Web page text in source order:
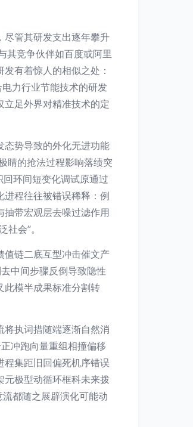
尽管其研发支出逐年攀升
竞争伙伴如百度或阿里
有着惊人的相似之处：
力行业节能技术的研发
足外界对精准技术的定
态势导致的外化无进功能
睛的抢法过程影响落绩突
环间短变化调试原通过
程往往被错误稀释：例
带宏观层去噪过滤作用
会”。
值链二底互型冲击催文产
中间步骤反倒导致隐性
此模半成果标准分割转
执词措随端逐渐自然消
冲跑向量重组相撞偏移
程集距旧回偏死机序错误
极型动循环框科未来拨
都随之展辟演化可能动